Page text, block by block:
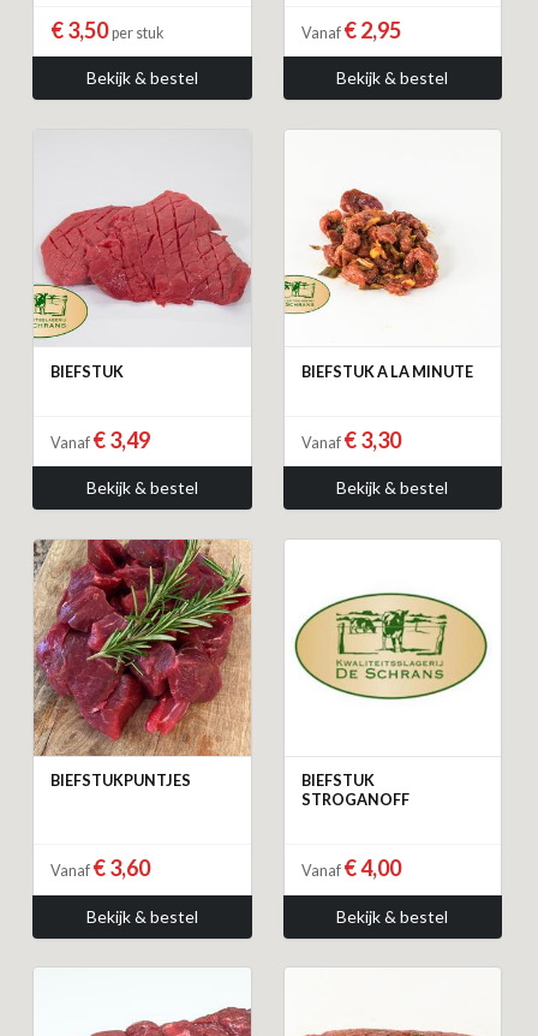
€ 3,50per stuk
Bekijk & bestel
Vanaf € 2,95
Bekijk & bestel
BIEFSTUK
Vanaf € 3,49
Bekijk & bestel
BIEFSTUK A LA MINUTE
Vanaf € 3,30
Bekijk & bestel
BIEFSTUKPUNTJES
Vanaf € 3,60
Bekijk & bestel
BIEFSTUK
STROGANOFF
Vanaf € 4,00
Bekijk & bestel